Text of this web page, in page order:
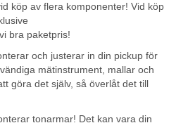
köp av flera komponenter! Vid köp
bra paketpris!
och justerar in din pickup för
mätinstrument, mallar och
göra det själv, så överlåt det till
tonarmar! Det kan vara din